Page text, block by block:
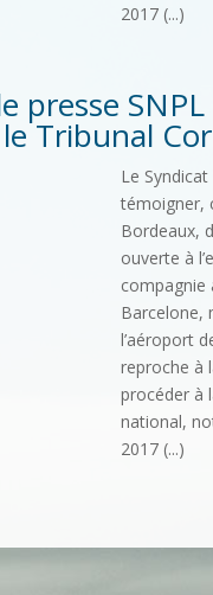
2017 (...)
presse
Tribunal
Le
témoigner,
Bordeaux,
ouverte à
compagnie
Barcelone,
l’aéroport
reproche à
procéder à
national,
2017 (...)